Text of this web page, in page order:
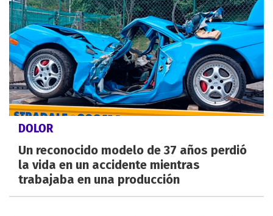
DOLOR
Un reconocido modelo de 37 años perdió
la vida en un accidente mientras
trabajaba en una producción